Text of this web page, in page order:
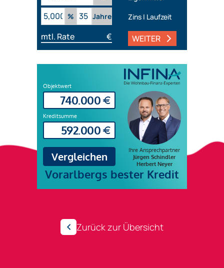
%
Jahre Zins | Laufzeit
mtl. Rate € WEITER
Zurück zur Übersicht